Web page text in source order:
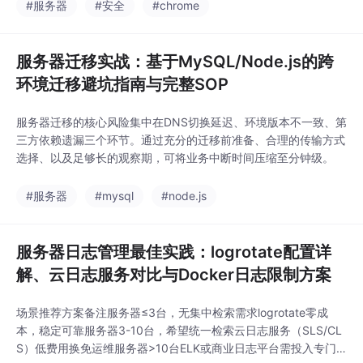
#服务器 #安全 #chrome
服务器迁移实战：基于MySQL/Node.js的跨
环境迁移避坑指南与完整SOP
服务器迁移的核心风险集中在DNS切换延迟、环境版本不一致、第
三方依赖遗漏三个环节。通过充分的迁移前准备、合理的传输方式
选择、以及足够长的观察期，可将业务中断时间压缩至分钟级。
#服务器 #mysql #node.js
服务器日志管理最佳实践：logrotate配置详
解、云日志服务对比与Docker日志限制方案
场景推荐方案备注服务器≤3台，无集中检索需求logrotate零成
本，稳定可靠服务器3-10台，希望统一检索云日志服务（SLS/CL
S）低费用换免运维服务器>10台ELK或商业日志平台需投入专门